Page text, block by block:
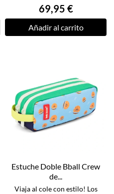
69,95 €
Añadir al carrito
Estuche Doble Bball Crew
de...
Viaja al cole con estilo! Los